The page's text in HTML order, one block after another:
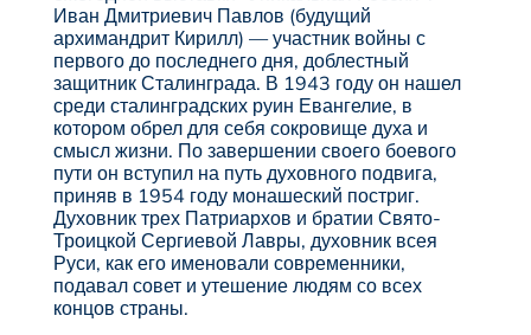
Иван Дмитриевич Павлов (будущий
архимандрит Кирилл) — участник войны с
первого до последнего дня, доблестный
защитник Сталинграда. В 1943 году он нашел
среди сталинградских руин Евангелие, в
котором обрел для себя сокровище духа и
смысл жизни. По завершении своего боевого
пути он вступил на путь духовного подвига,
приняв в 1954 году монашеский постриг.
Духовник трех Патриархов и братии Свято-
Троицкой Сергиевой Лавры, духовник всея
Руси, как его именовали современники,
подавал совет и утешение людям со всех
концов страны.